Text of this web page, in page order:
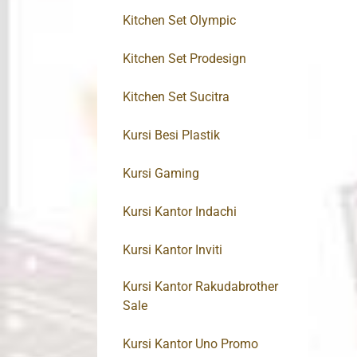
Kitchen Set Olympic
Kitchen Set Prodesign
Kitchen Set Sucitra
Kursi Besi Plastik
Kursi Gaming
Kursi Kantor Indachi
Kursi Kantor Inviti
Kursi Kantor Rakudabrother
Sale
Kursi Kantor Uno Promo